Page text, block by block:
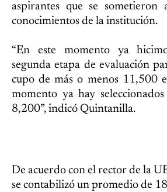
aspirantes que se sometieron
conocimientos de la institución.
“En este momento ya
segunda etapa de evaluación
cupo de más o menos 11,500
momento ya hay
8,200”, indicó Quintanilla.
De acuerdo con el rector de la
se contabilizó un promedio de